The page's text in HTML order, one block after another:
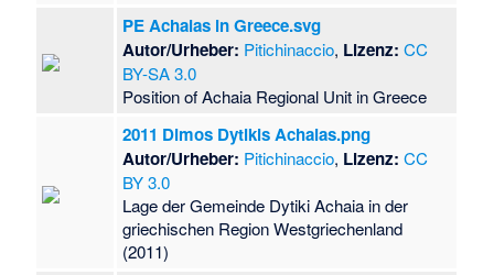
PE Achaias in Greece.svg
Autor/Urheber: Pitichinaccio, Lizenz: CC
BY-SA 3.0
Position of Achaia Regional Unit in Greece
2011 Dimos Dytikis Achaias.png
Autor/Urheber: Pitichinaccio, Lizenz: CC
BY 3.0
Lage der Gemeinde Dytiki Achaia in der
griechischen Region Westgriechenland
(2011)